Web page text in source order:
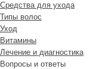
Средства для ухода
Типы волос
Уход
Витамины
Лечение и диагностика
Вопросы и ответы